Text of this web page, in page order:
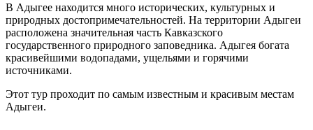
В Адыгее находится много исторических, культурных и
природных достопримечательностей. На территории Адыгеи
расположена значительная часть Кавказского
государственного природного заповедника. Адыгея богата
красивейшими водопадами, ущельями и горячими
источниками.
Этот тур проходит по самым известным и красивым местам
Адыгеи.